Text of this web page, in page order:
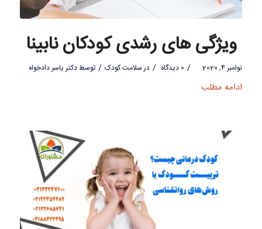
ویژگی های رشدی کودکان نابینا
نوامبر 4, 2020 / 0 دیدگاه / در سلامت کودک / توسطدکتر یاسر دادخواه
ادامه مطلب